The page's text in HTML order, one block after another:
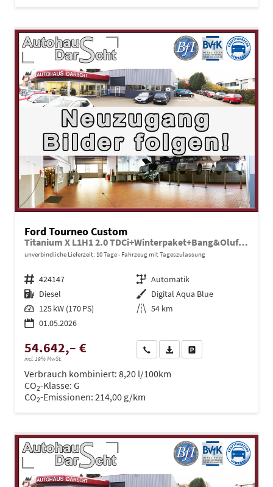
Ford Tourneo Custom
Titanium X L1H1 2.0 TDCi+Winterpaket+Bang&Olufsen
unverbindliche Lieferzeit: 10 Tage Fahrzeug mit Tageszulassung
Fahrzeugnr. 424147 Getriebe Automatik
Kraftstoff Diesel Außenfarbe Digital Aqua Blue
Leistung 125 kW (170 PS) Kilometerstand 54 km
01.05.2026
54.642,– €
incl. 19% MwSt.
Wir rufen Sie anPDF-Datei, Fahrzeugexposé
Verbrauch kombiniert: 8,20 l/100km
CO2-Klasse: G
CO2-Emissionen: 214,00 g/km